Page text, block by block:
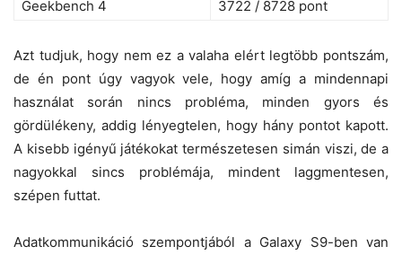
Geekbench 4
3722 / 8728 pont
Azt tudjuk, hogy nem ez a valaha elért legtöbb pontszám,
de én pont úgy vagyok vele, hogy amíg a mindennapi
használat során nincs probléma, minden gyors és
gördülékeny, addig lényegtelen, hogy hány pontot kapott.
A kisebb igényű játékokat természetesen simán viszi, de a
nagyokkal sincs problémája, mindent laggmentesen,
szépen futtat.
Adatkommunikáció szempontjából a Galaxy S9-ben van